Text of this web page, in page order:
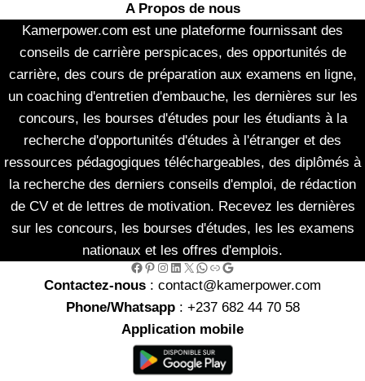
A Propos de nous
Kamerpower.com est une plateforme fournissant des
conseils de carrière perspicaces, des opportunités de
carrière, des cours de préparation aux examens en ligne,
un coaching d'entretien d'embauche, les dernières sur les
concours, les bourses d'études pour les étudiants à la
recherche d'opportunités d'études à l'étranger et des
ressources pédagogiques téléchargeables, des diplômés à
la recherche des derniers conseils d'emploi, de rédaction
de CV et de lettres de motivation. Recevez les dernières
sur les concours, les bourses d'études, les les examens
nationaux et les offres d'emplois.
Facebook Pinterest Instagram LinkedIn X WhatsApp Link Google
Contactez-nous : contact@kamerpower.com
Phone/Whatsapp: +237 682 44 70 58
Application mobile